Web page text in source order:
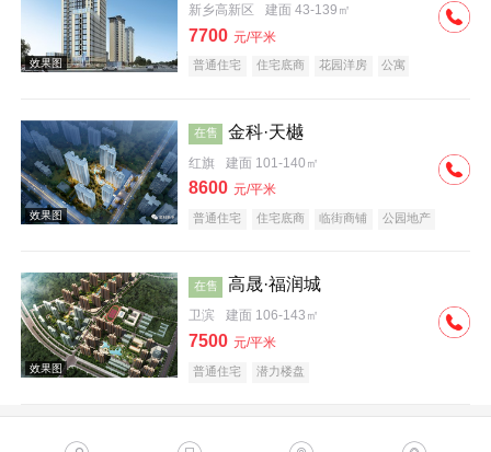
新乡高新区 建面 43-139㎡
7700 元/平米
普通住宅 住宅底商 花园洋房
公寓
在售 金科·天樾
红旗 建面 101-140㎡
8600 元/平米
普通住宅 住宅底商 临街商铺
公园地产
在售 高晟·福润城
卫滨 建面 106-143㎡
7500 元/平米
普通住宅 潜力楼盘